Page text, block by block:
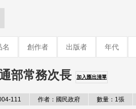
名 創作者 出版者 年代
部常務次長 加入匯出清單
111 作者：國民政府 數量：1張